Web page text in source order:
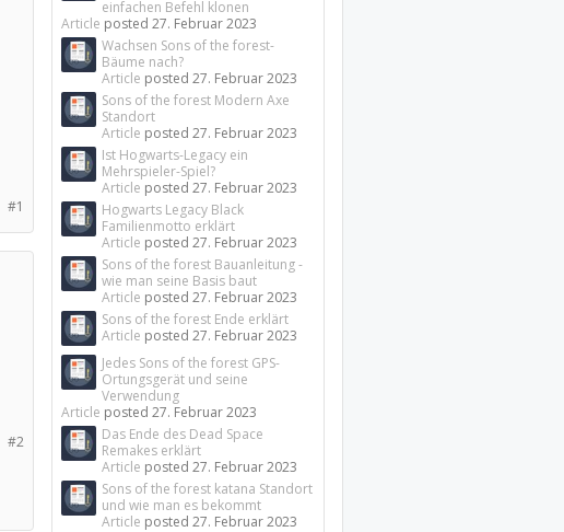
#1
#2
einfachen Befehl klonen
Article posted27. Februar 2023
Wachsen Sons of the forest-
Bäume nach?
Article posted27. Februar 2023
Sons of the forest Modern Axe
Standort
Article posted27. Februar 2023
Ist Hogwarts-Legacy ein
Mehrspieler-Spiel?
Article posted27. Februar 2023
Hogwarts Legacy Black
Familienmotto erklärt
Article posted27. Februar 2023
Sons of the forest Bauanleitung -
wie man seine Basis baut
Article posted27. Februar 2023
Sons of the forest Ende erklärt
Article posted27. Februar 2023
Jedes Sons of the forest GPS-
Ortungsgerät und seine
Verwendung
Article posted27. Februar 2023
Das Ende des Dead Space
Remakes erklärt
Article posted27. Februar 2023
Sons of the forest katana Standort
und wie man es bekommt
Article posted27. Februar 2023